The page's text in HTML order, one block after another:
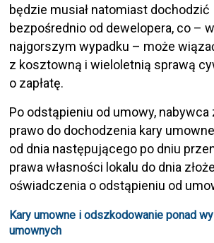
będzie musiał natomiast dochodzić
bezpośrednio od dewelopera, co – w
najgorszym wypadku – może
z kosztowną i wieloletnią sprawą
o zapłatę.
Po odstąpieniu od umowy,
prawo do dochodzenia kary
od dnia następującego po dniu
prawa własności lokalu do dnia
oświadczenia o odstąpieniu od
Kary umowne i odszkodowanie ponad
umownych